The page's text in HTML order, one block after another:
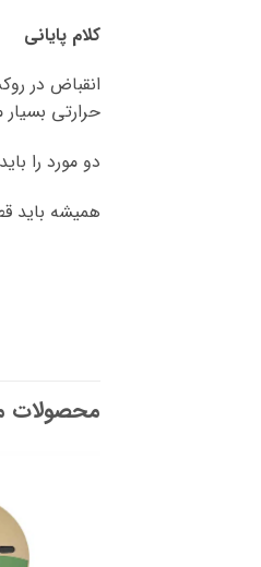
کلام پایانی
انقباض در
حرارتی
دو مورد را
همیشه باید
محصولات